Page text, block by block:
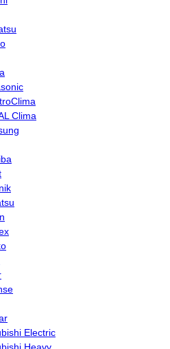
Clima
Electric